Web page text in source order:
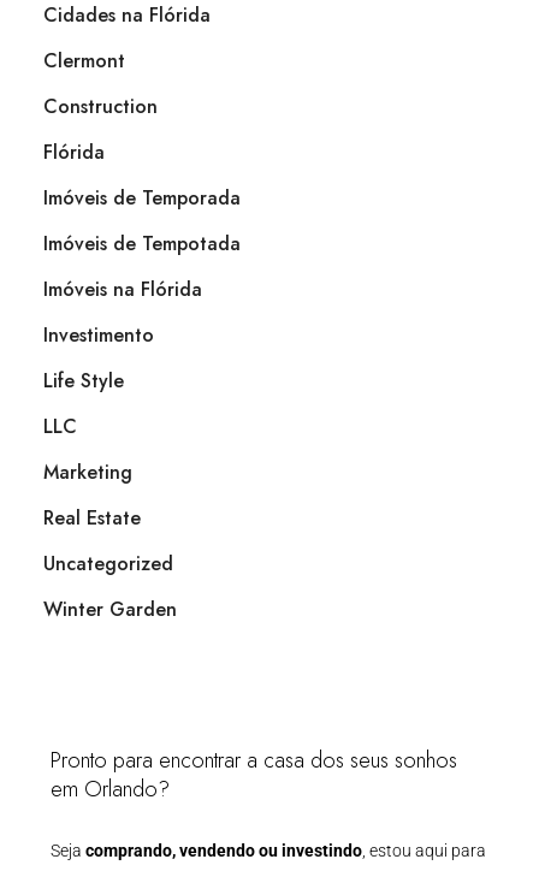
Cidades na Flórida
Clermont
Construction
Flórida
Imóveis de Temporada
Imóveis de Tempotada
Imóveis na Flórida
Investimento
Life Style
LLC
Marketing
Real Estate
Uncategorized
Winter Garden
Pronto para encontrar a casa dos seus sonhos
em Orlando?
Seja comprando, vendendo ou investindo , estou aqui para